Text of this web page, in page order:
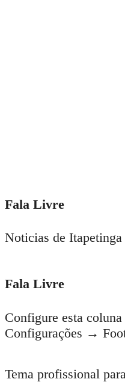
Fala Livre
Noticias de Itapetinga
Fala Livre
Configure esta
Configurações →
Tema profissional